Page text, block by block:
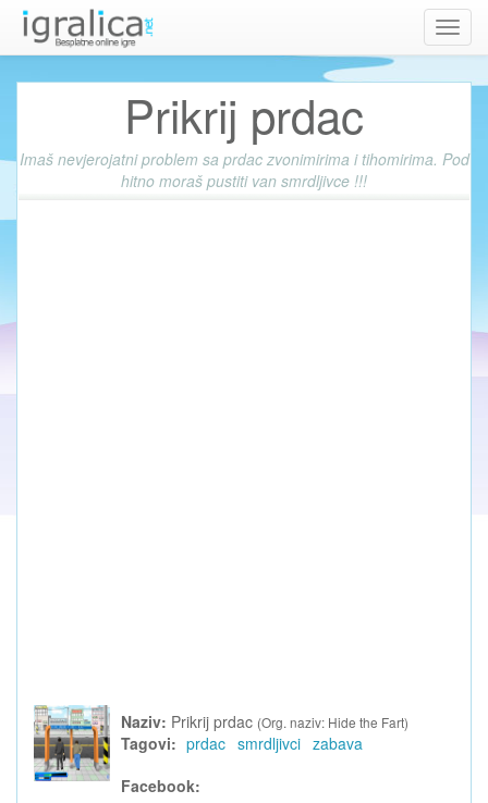
Prikrij prdac
Imaš nevjerojatni problem sa prdac zvonimirima i tihomirima. Pod
hitno moraš pustiti van smrdljivce !!!
Naziv: Prikrij prdac (Org. naziv: Hide the Fart)
Tagovi: prdac smrdljivci zabava
Facebook: